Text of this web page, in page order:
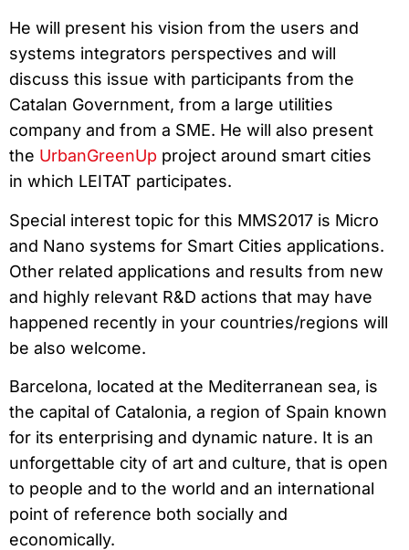
He will present his vision from the users and
systems integrators perspectives and will
discuss this issue with participants from the
Catalan Government, from a large utilities
company and from a SME. He will also present
the UrbanGreenUp project around smart cities
in which LEITAT participates.
Special interest topic for this MMS2017 is Micro
and Nano systems for Smart Cities applications.
Other related applications and results from new
and highly relevant R&D actions that may have
happened recently in your countries/regions will
be also welcome.
Barcelona, located at the Mediterranean sea, is
the capital of Catalonia, a region of Spain known
for its enterprising and dynamic nature. It is an
unforgettable city of art and culture, that is open
to people and to the world and an international
point of reference both socially and
economically.